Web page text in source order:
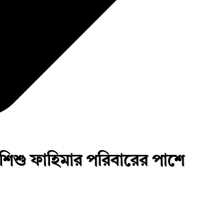
ফাহিমার পরিবারের পাশে